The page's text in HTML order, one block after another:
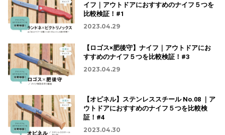
イフ｜アウトドアにおすすめのナイフ５つを
比較検証！#1
2023.04.29
【ロゴス×肥後守】ナイフ｜アウトドアにお
すすめのナイフ５つを比較検証！#3
2023.04.29
【オピネル】ステンレススチール No.08 ｜ア
ウトドアにおすすめのナイフ５つを比較検
証！#4
2023.04.30